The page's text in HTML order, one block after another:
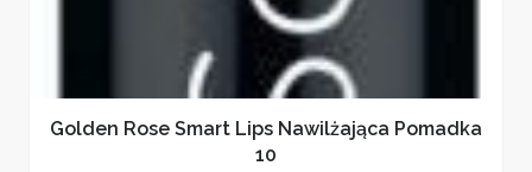
Golden Rose Smart Lips Nawilżająca Pomadka
10